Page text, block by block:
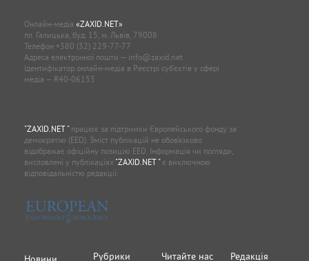
Онлайн-медіа «ZAXID.NET»
пл. Галицька, буд. 15, м. Львів, 79008
Телефон +380 (32) 229-77-77
Адреса електронної пошти — info@zaxid.net
Ідентифікатор онлайн-медіа в Реєстрі суб'єктів у сфері
медіа — R40-06155
"ZAXID.NET "працює за підтримки Європейського фонду за
демократію (EED). Зміст публікацій не обов’язково
відображає офіційну позицію EED. Інформація чи погляди,
висловлені у публікаціях "ZAXID.NET "є виключною
відповідальністю редакції.
Рубрики Читайте нас Редакція